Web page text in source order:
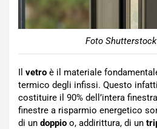
Foto
Il vetro è il materiale
termico degli infissi. Questo
costituire il 90% dell’intera
finestre a risparmio energetico
di un doppio o, addirittura, di un